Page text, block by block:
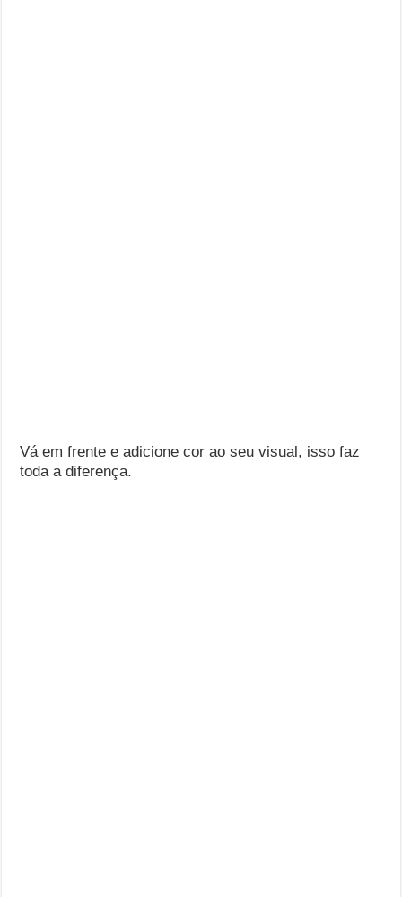
Vá em frente e adicione cor ao seu visual, isso faz
toda a diferença.